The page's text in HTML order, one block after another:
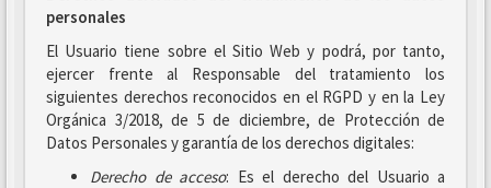
personales
El Usuario tiene sobre el Sitio Web y podrá, por tanto,
ejercer frente al Responsable del tratamiento los
siguientes derechos reconocidos en el RGPD y en la Ley
Orgánica 3/2018, de 5 de diciembre, de Protección de
Datos Personales y garantía de los derechos digitales:
Derecho de acceso: Es el derecho del Usuario a